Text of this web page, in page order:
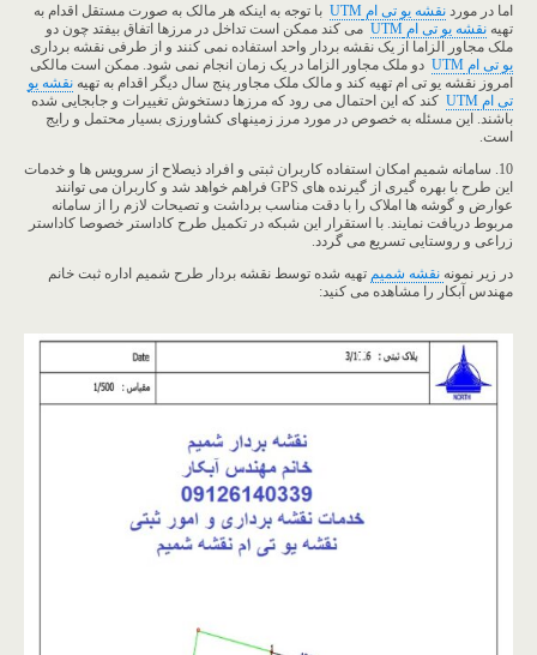
اما در مورد نقشه یو تی ام UTM با توجه به اینکه هر مالک به صورت مستقل اقدام به
تهیه نقشه یو تی ام UTM می کند ممکن است تداخل در مرزها اتفاق بیفتد چون دو
ملک مجاور الزاما از یک نقشه بردار واحد استفاده نمی کنند و از طرفی نقشه برداری
یو تی ام UTM دو ملک مجاور الزاما در یک زمان انجام نمی شود. ممکن است مالکی
امروز نقشه یو تی ام تهیه کند و مالک ملک مجاور پنج سال دیگر اقدام به تهیه نقشه یو
تی ام UTM کند که این احتمال می رود که مرزها دستخوش تغییرات و جابجایی شده
باشند. این مسئله به خصوص در مورد مرز زمینهای کشاورزی بسیار محتمل و رایج
است.
10. سامانه شمیم امکان استفاده کاربران ثبتی و افراد ذیصلاح از سرویس ها و خدمات
این طرح با بهره گیری از گیرنده های GPS فراهم خواهد شد و کاربران می توانند
عوارض و گوشه ها املاک را با دقت مناسب برداشت و تصیحات لازم را از سامانه
مربوط دریافت نمایند. با استقرار این شبکه در تکمیل طرح کاداستر خصوصا کاداستر
زراعی و روستایی تسریع می گردد.
در زیر نمونه نقشه شمیم تهیه شده توسط نقشه بردار طرح شمیم اداره ثبت خانم
مهندس آبکار را مشاهده می کنید: